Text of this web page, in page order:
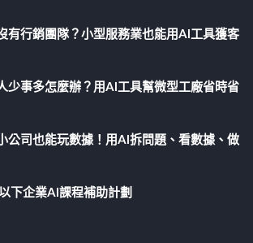
有行銷團隊？小型服務業也能用AI工具獲客
少事多怎麼辦？用AI工具幫微型工廠省時省
公司也能玩數據！用AI拆問題、看數據、做
下企業AI課程補助計劃